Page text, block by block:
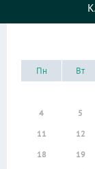
Пн
Вт
4
5
11
12
18
19